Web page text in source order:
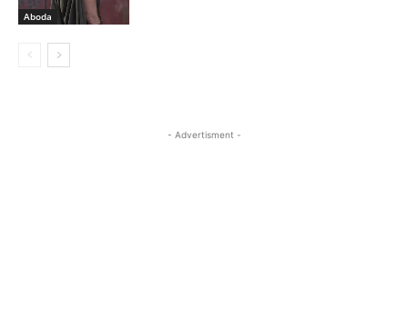
Aboda
- Advertisment -